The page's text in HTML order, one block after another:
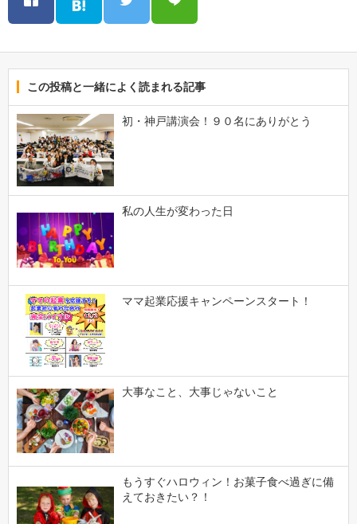
この投稿と一緒によく読まれる記事
初・神戸講演会！９０名にありがとう
私の人生が変わった日
ママ起業応援キャンペーンスタート！
大事なこと、大事じゃないこと
もうすぐハロウィン！お菓子食べ過ぎに備
えておきたい？！